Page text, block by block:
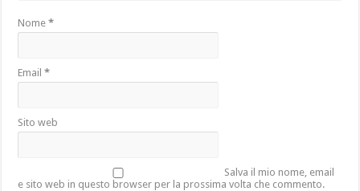
Nome*
Email*
Sito web
Salva il mio nome, email
e sito web in questo browser per la prossima volta che commento.